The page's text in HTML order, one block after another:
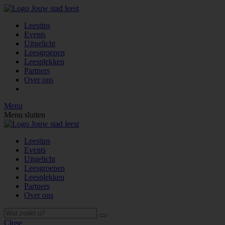
Leestips
Events
Uitgelicht
Leesgroepen
Leesplekken
Partners
Over ons
Menu
Menu sluiten
Leestips
Events
Uitgelicht
Leesgroepen
Leesplekken
Partners
Over ons
Close